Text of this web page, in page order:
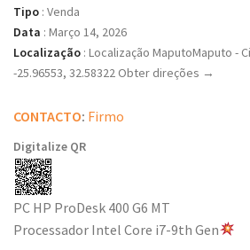
Tipo : Venda
Data : Março 14, 2026
Localização : Localização MaputoMaputo -
-25.96553, 32.58322 Obter direções →
CONTACTO: Firmo
Digitalize QR
PC HP ProDesk 400 G6 MT
Processador Intel Core i7-9th Gen